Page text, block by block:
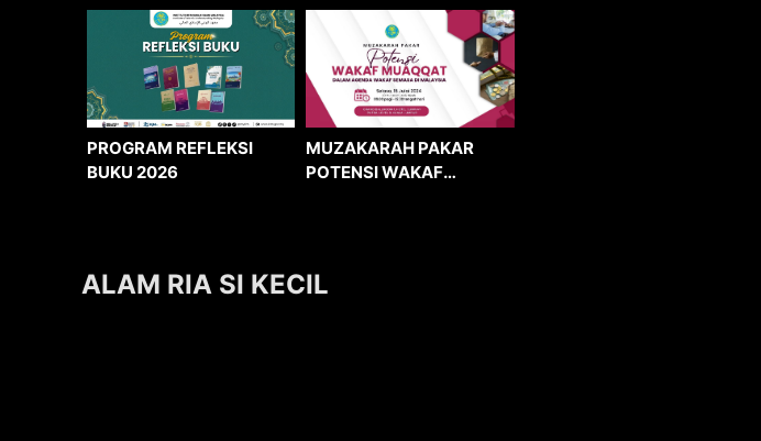
PROGRAM REFLEKSI
BUKU 2026
MUZAKARAH PAKAR
POTENSI WAKAF
ALAM RIA SI KECIL